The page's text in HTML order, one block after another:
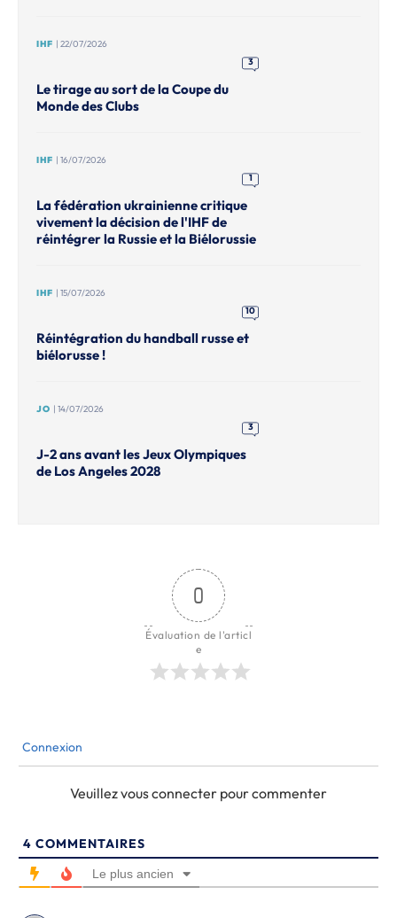
IHF | 22/07/2026
3
Le tirage au sort de la Coupe du
Monde des Clubs
IHF | 16/07/2026
1
La fédération ukrainienne critique
vivement la décision de l'IHF de
réintégrer la Russie et la Biélorussie
IHF | 15/07/2026
10
Réintégration du handball russe et
biélorusse !
JO | 14/07/2026
3
J-2 ans avant les Jeux Olympiques
de Los Angeles 2028
0
Évaluation de l'articl
e
Connexion
Veuillez vous connecter pour commenter
4 COMMENTAIRES
Le plus ancien